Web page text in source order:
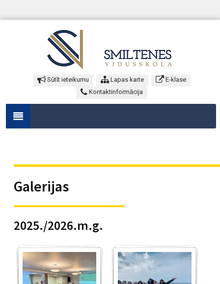
Sūtīt ieteikumu Lapas karte
E-klase
Kontaktinformācija
Galerijas
2025./2026.m.g.